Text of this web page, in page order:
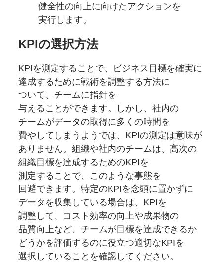
健全性の向上に向けたアクションを
実行します。
KPIの選択方法
KPIを測定することで、 ビジネス目標を確実に
達成するために戦術を調整する方法に
ついて、 チームに指針を
与えることができます。
しかし、社内の
チームがデータの取得に多くの時間を
費やしてしまうようでは、 KPIの測定は意味が
ありません。組織や社内のチームは、 高次の
組織目標を達成するためのKPIを
測定することで、 このような事態を
回避できます。特定のKPIを念頭に置かずに
データを収集している場合は、 KPIを
調整して、 コスト効率の向上や成果物の
品質向上など、 チームが目標を達成できるか
どうかを評価するのに役立つ適切なKPIを
選択している ことを確認してください。